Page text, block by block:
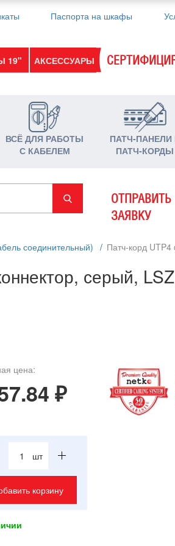
Паспорта на шкафы
19" АКСЕССУАРЫ
ВСЁ ДЛЯ РАБОТЫ
С КАБЕЛЕМ
ПАТЧ-ПАНЕЛИ
ПАТЧ-КОРДЫ
ОТПРАВИТЬ
ЗАЯВКУ
соединительный) / Патч-корд
серый,
цена:
₽
шт
корзину